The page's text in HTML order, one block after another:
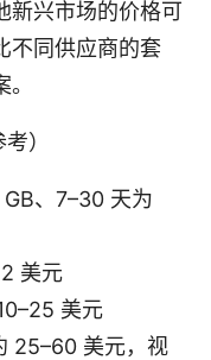
新兴市场的价格可
不同供应商的套
）
、7–30 天为
美元
美元
25–60 美元，视